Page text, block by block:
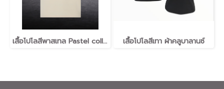
เสื้อโปโลสีพาสเทล Pastel collar shirt polo โปโลปกเชิ้ตพาสเทล เนื้อผ้า Air Feel เนื้อผ้านุ่ม แห้งไวระบายอากาศดีเยี่ยม ไม่เหนอะหนะ ไม่มีกลิ่นอับชื้น #เสื้อโปโลสีฟ้าอมเขียว #เสื้อโปโลสีฟ้าคราม #เสื้อโปโลสีครีม #เสื้อโปโลสีเบจ #เสื้อโปโลสีกากี #เสื้อโปโลสีกาก เสื้อโปโลสีเทา ผ้าคลูบาลานซ์